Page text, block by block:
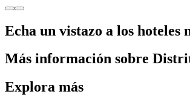
Echa un vistazo a los
Más información sobre
Explora más